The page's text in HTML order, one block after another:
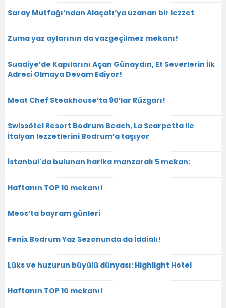
Saray Mutfağı’ndan Alaçatı’ya uzanan bir lezzet
Zuma yaz aylarının da vazgeçilmez mekanı!
Suadiye’de Kapılarını Açan Günaydın, Et Severlerin İlk
Adresi Olmaya Devam Ediyor!
Meat Chef Steakhouse’ta 90’lar Rüzgarı!
Swissôtel Resort Bodrum Beach, La Scarpetta ile
İtalyan lezzetlerini Bodrum’a taşıyor
İstanbul'da bulunan harika manzaralı 5 mekan:
Haftanın TOP 10 mekanı!
Meos’ta bayram günleri
Fenix Bodrum Yaz Sezonunda da İddialı!
Lüks ve huzurun büyülü dünyası: Highlight Hotel
Haftanın TOP 10 mekanı!